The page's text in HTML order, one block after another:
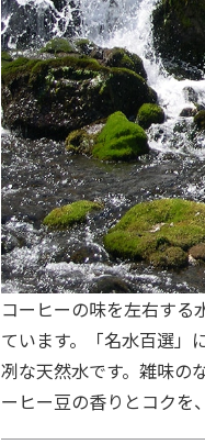
コーヒーの味を左右する
ています。「名水百選」
冽な天然水です。雑味の
ーヒー豆の香りとコクを